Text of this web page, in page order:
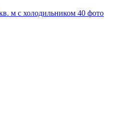
м с холодильником 40 фото